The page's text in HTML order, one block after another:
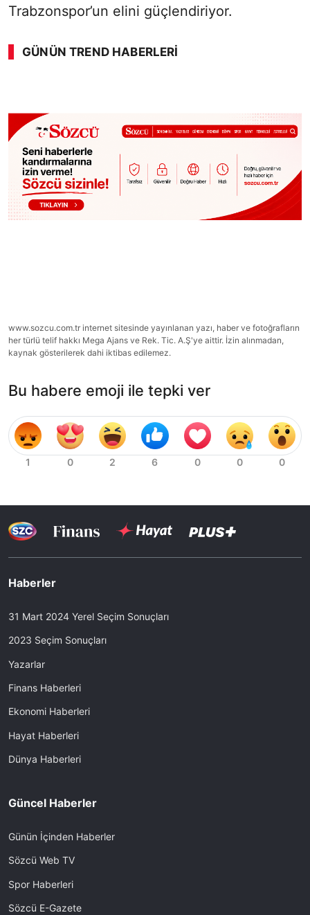
Trabzonspor’un elini güçlendiriyor.
GÜNÜN TREND HABERLERI
www.sozcu.com.tr internet sitesinde yayınlanan yazı, haber ve fotoğrafların
her türlü telif hakkı Mega Ajans ve Rek. Tic. A.Ş'ye aittir. İzin alınmadan,
kaynak gösterilerek dahi iktibas edilemez.
Bu habere emoji ile tepki ver
Haberler
31 Mart 2024 Yerel Seçim Sonuçları
2023 Seçim Sonuçları
Yazarlar
Finans Haberleri
Ekonomi Haberleri
Hayat Haberleri
Dünya Haberleri
Güncel Haberler
Günün İçinden Haberler
Sözcü Web TV
Spor Haberleri
Sözcü E-Gazete